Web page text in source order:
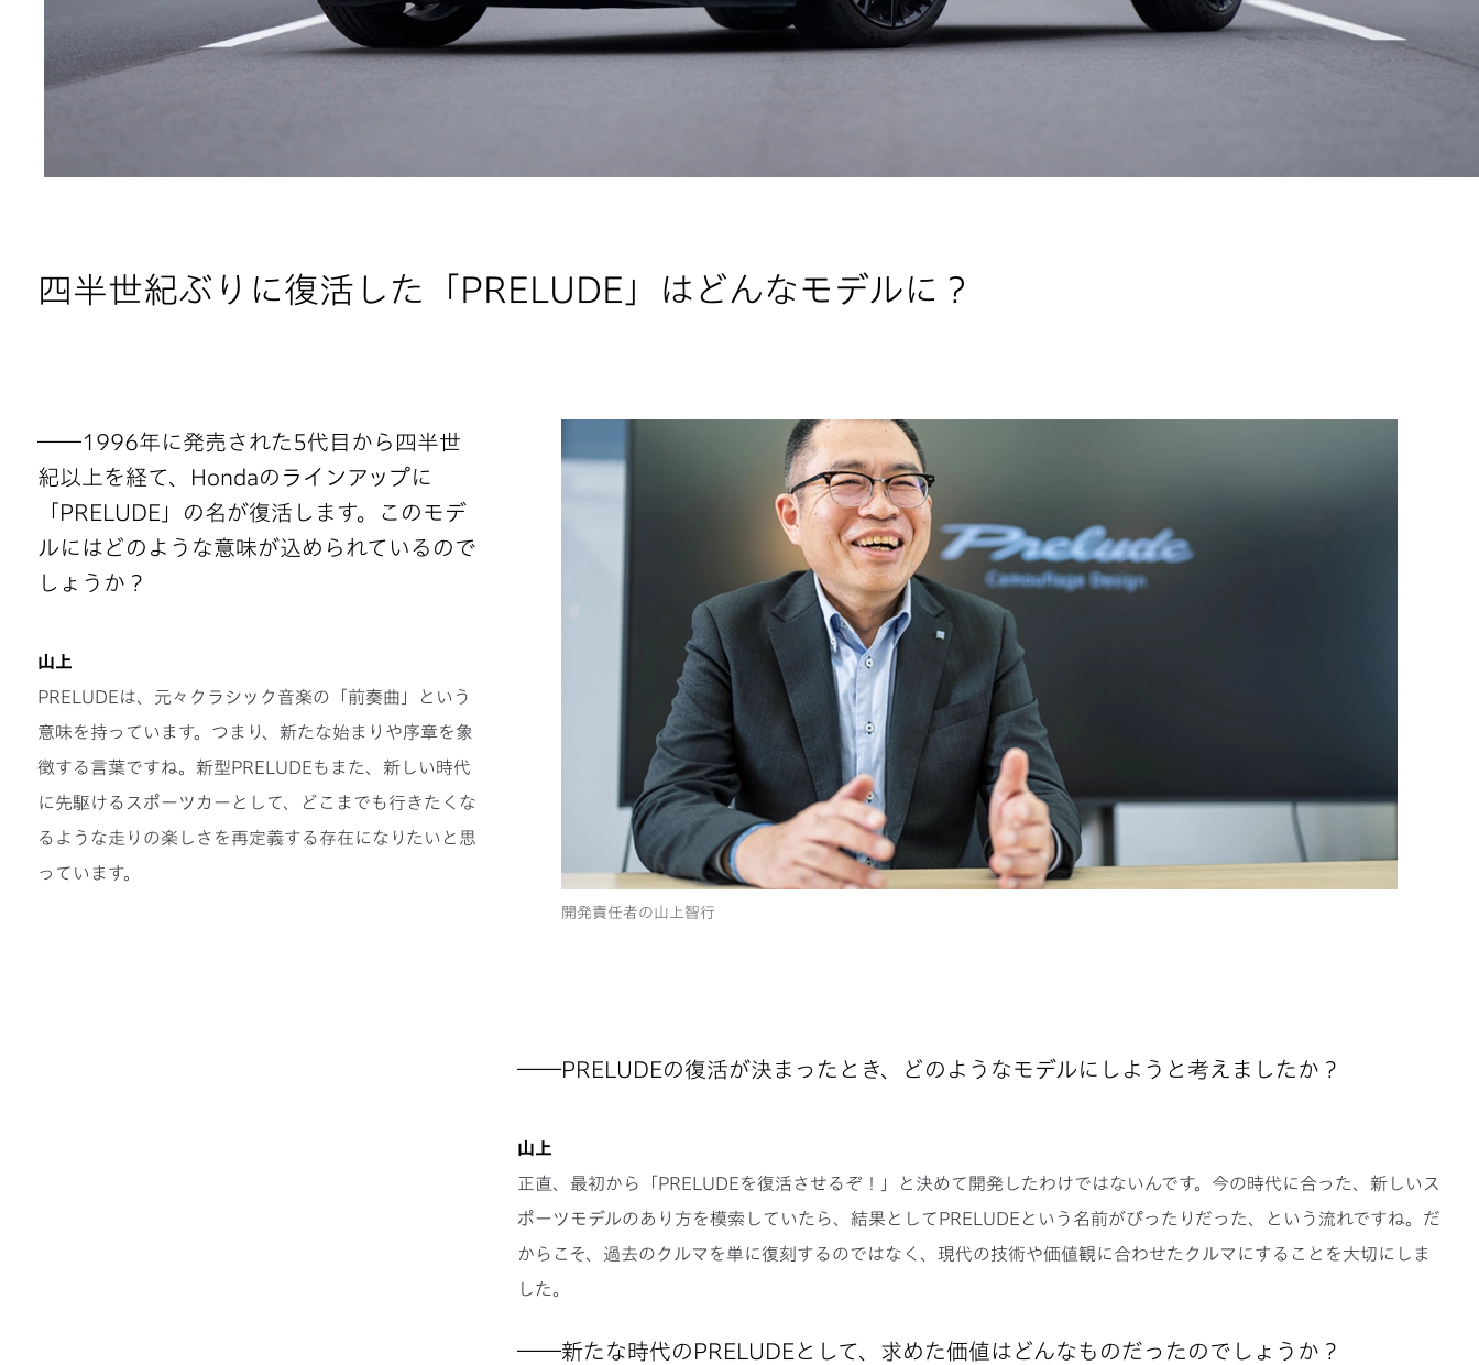
四半世紀ぶりに復活した「PRELUDE」はどんなモデルに？
――1996年に発売された5代目から四半世
紀以上を経て、Hondaのラインアップに
「PRELUDE」の名が復活します。このモデ
ルにはどのような意味が込められているので
しょうか？
山上
PRELUDEは、元々クラシック音楽の「前奏曲」という
意味を持っています。つまり、新たな始まりや序章を象
徴する言葉ですね。新型PRELUDEもまた、新しい時代
に先駆けるスポーツカーとして、どこまでも行きたくな
るような走りの楽しさを再定義する存在になりたいと思
っています。
開発責任者の山上智行
――PRELUDEの復活が決まったとき、どのようなモデルにしようと考えましたか？
山上
正直、最初から「PRELUDEを復活させるぞ！」と決めて開発したわけではないんです。今の時代に合った、新しいス
ポーツモデルのあり方を模索していたら、結果としてPRELUDEという名前がぴったりだった、という流れですね。だ
からこそ、過去のクルマを単に復刻するのではなく、現代の技術や価値観に合わせたクルマにすることを大切にしま
した。
――新たな時代のPRELUDEとして、求めた価値はどんなものだったのでしょうか？